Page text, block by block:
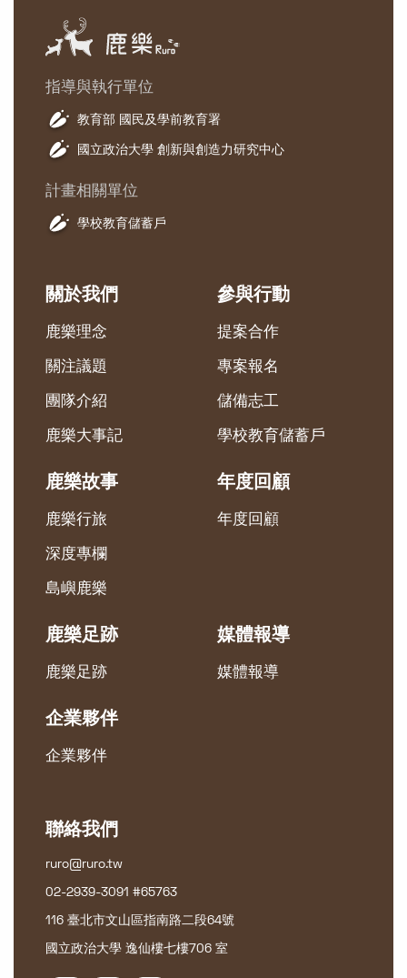
指導與執行單位
教育部 國民及學前教育署
國立政治大學 創新與創造力研究中心
計畫相關單位
學校教育儲蓄戶
關於我們
鹿樂理念
關注議題
團隊介紹
鹿樂大事記
參與行動
提案合作
專案報名
儲備志工
學校教育儲蓄戶
鹿樂故事
鹿樂行旅
深度專欄
島嶼鹿樂
年度回顧
年度回顧
鹿樂足跡
鹿樂足跡
媒體報導
媒體報導
企業夥伴
企業夥伴
聯絡我們
ruro@ruro.tw
02-2939-3091 #65763
116 臺北市文山區指南路二段64號
國立政治大學 逸仙樓七樓706 室